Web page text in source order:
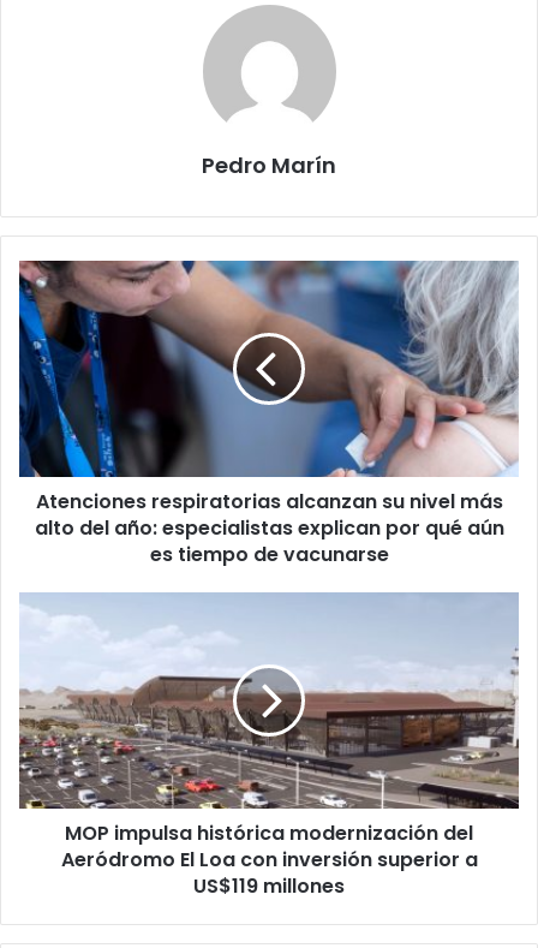
Pedro Marín
Atenciones respiratorias alcanzan su nivel más
alto del año: especialistas explican por qué aún
es tiempo de vacunarse
MOP impulsa histórica modernización del
Aeródromo El Loa con inversión superior a
US$119 millones